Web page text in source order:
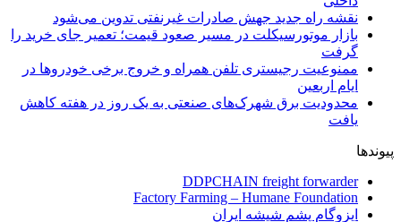
نقشه راه جدید جهش صادرات غیرنفتی تدوین می‌شود
بازار موتورسیکلت در مسیر صعود قیمت؛ تعمیر جای خرید را
گرفت
ممنوعیت رجیستری تلفن همراه و خروج برخی خودروها در
ایام اربعین
محدودیت برق شهرک‌های صنعتی به یک روز در هفته کاهش
یافت
پیوندها
DDPCHAIN freight forwarder
Factory Farming – Humane Foundation
ایزوگام پشم شیشه ایران